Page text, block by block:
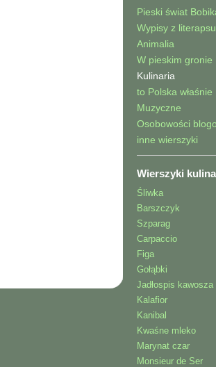
Pieski świat
Wypisy z
Animalia
W pieskim gronie
Kulinaria
to Polska właśnie
Muzyczne
Osobowości
inne wierszyki
Wierszyki
Śliwka
Barszczyk
Szparag
Carpaccio
Figa
Gołąbki
Jadłospis kawosza
Kalafior
Kanibal
Kwaśne mleko
Marynat czar
Monsieur de Ser